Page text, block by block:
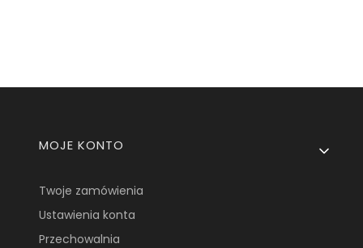
Linki w stopce
MOJE KONTO
Twoje zamówienia
Ustawienia konta
Przechowalnia